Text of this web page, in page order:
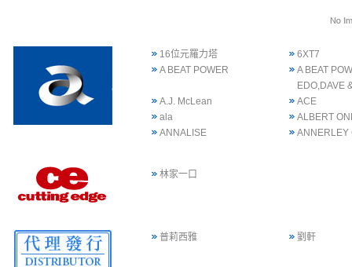
16位元羅力塔
6XT7
A BEAT POWER
A BEAT
EDO,DAVE
A.J. McLean
ACE
ala
ALBERT
ANNALISE
ANNERLEY
林家一口
普莉西雅 劉軒